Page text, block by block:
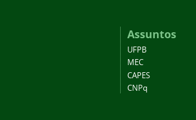
Assuntos
UFPB
MEC
CAPES
CNPq